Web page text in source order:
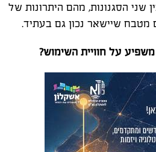
שני הסגנונות, מהם היתרונות של
מטבח שיישאר נכון גם בעתיד.
על חוויית השימוש?